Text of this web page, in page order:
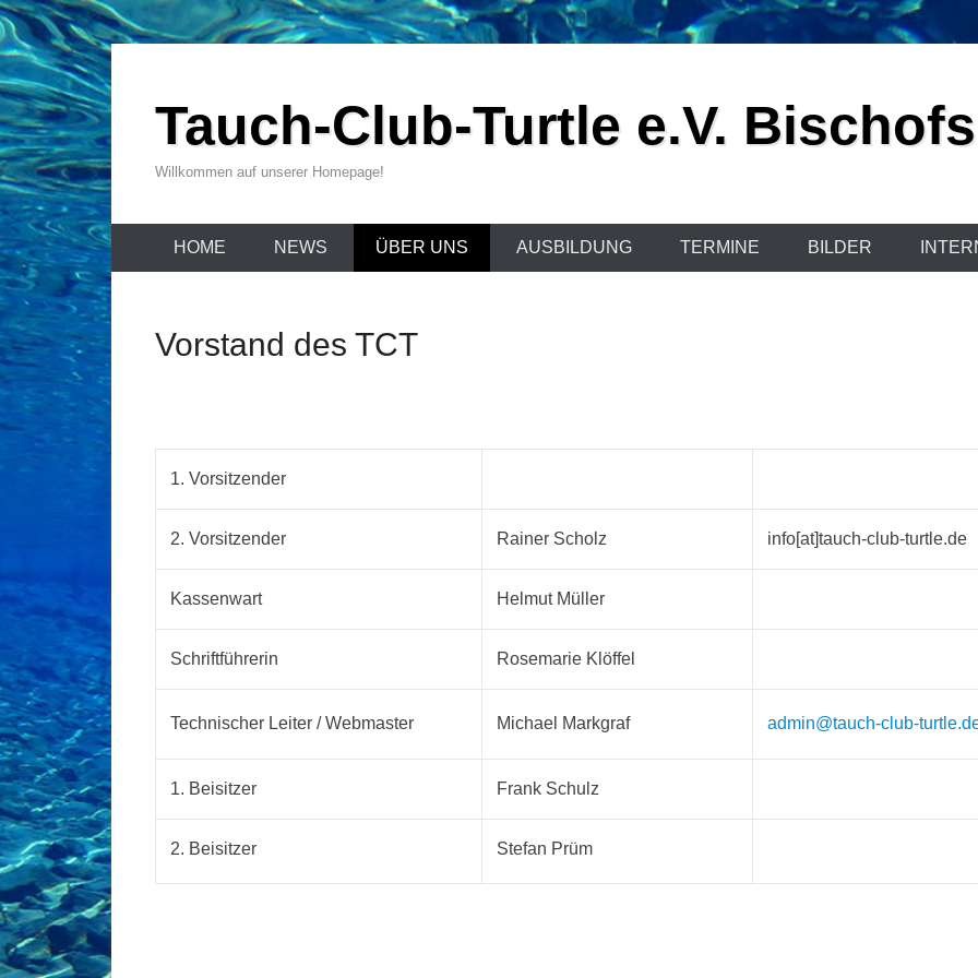
Zum
Inhalt
wechselnTauch-Club-Turtle e.V.
Willkommen auf unserer Homepage!
HOME NEWS ÜBER UNS AUSBILDUNG TERMINE BILDER
Vorstand des TCT
1. Vorsitzender
2. Vorsitzender Rainer Scholz info[at]tauch-club-turtle.de
Kassenwart Helmut Müller
Schriftführerin Rosemarie Klöffel
Technischer Leiter / Webmaster Michael Markgraf admin@tauch-club-
1. Beisitzer Frank Schulz
2. Beisitzer Stefan Prüm